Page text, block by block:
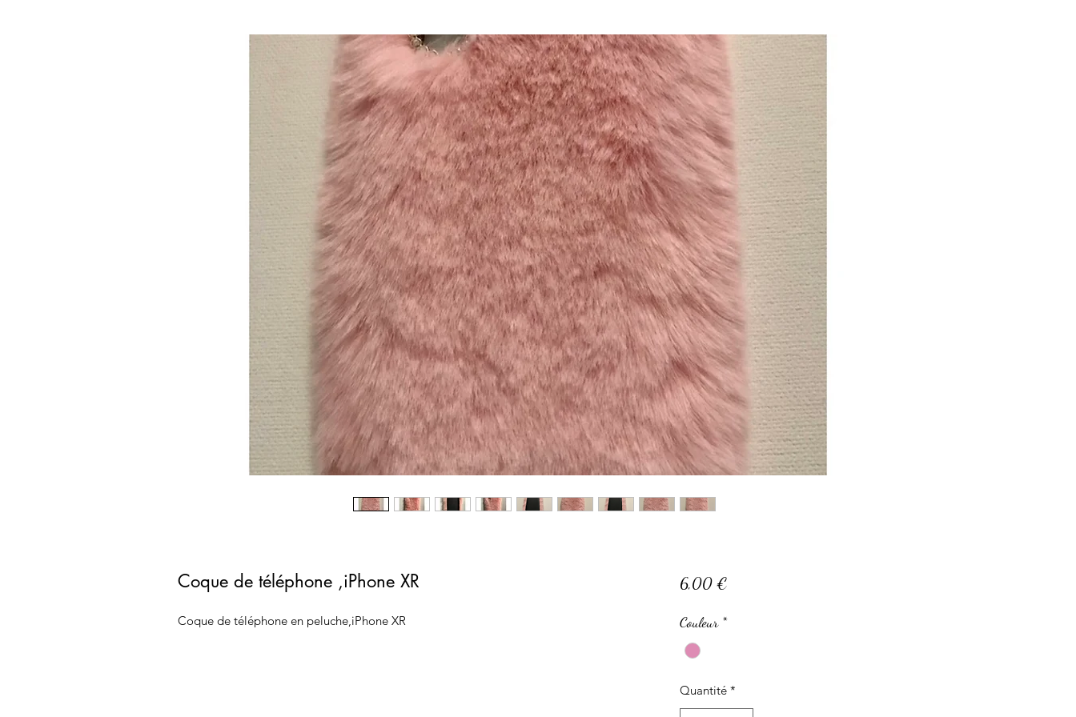
Coque de téléphone ,iPhone XR
Coque de téléphone en peluche,iPhone XR
6,00 €Prix
Couleur *
Quantité *